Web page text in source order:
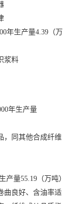
年生产量4.39（万
浆料
年生产量
，同其他合成纤维
产量55.19（万吨）
曲良好、含油率适